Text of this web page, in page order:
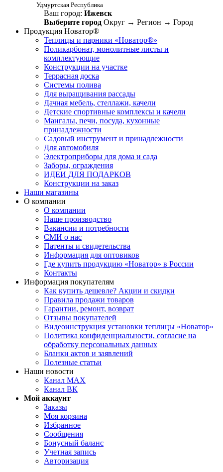
Удмуртская Республика
Ваш город: Ижевск
Выберите город Округ → Регион → Город
Продукция Новатор®
Теплицы и парники «Новатор®»
Поликарбонат, монолитные листы и
комплектующие
Конструкции на участке
Террасная доска
Системы полива
Для выращивания рассады
Дачная мебель, стеллажи, качели
Детские спортивные комплексы и качели
Мангалы, печи, посуда, кухонные
принадлежности
Садовый инструмент и принадлежности
Для автомобиля
Электроприборы для дома и сада
Заборы, ограждения
ИДЕИ ДЛЯ ПОДАРКОВ
Конструкции на заказ
Наши магазины
О компании
О компании
Наше производство
Вакансии и потребности
СМИ о нас
Патенты и свидетельства
Информация для оптовиков
Где купить продукцию «Новатор» в России
Контакты
Информация покупателям
Как купить дешевле? Акции и скидки
Правила продажи товаров
Гарантии, ремонт, возврат
Отзывы покупателей
Видеоинструкция установки теплицы «Новатор»
Политика конфиденциальности, согласие на
обработку персональных данных
Бланки актов и заявлений
Полезные статьи
Наши новости
Канал MAX
Канал ВК
Мой аккаунт
Заказы
Моя корзина
Избранное
Сообщения
Бонусный баланс
Учетная запись
Авторизация